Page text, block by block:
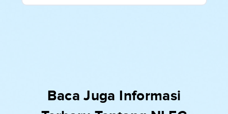
Baca Juga Informasi